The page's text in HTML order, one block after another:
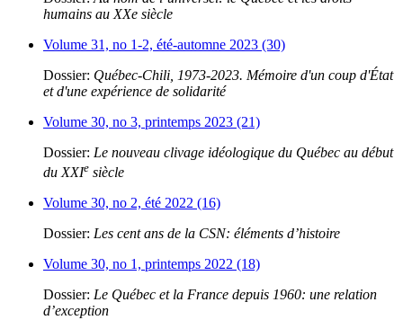
humains au XXe siècle
Volume 31, no 1-2, été-automne 2023 (30)
Dossier: Québec-Chili, 1973-2023. Mémoire d'un coup d'État
et d'une expérience de solidarité
Volume 30, no 3, printemps 2023 (21)
Dossier: Le nouveau clivage idéologique du Québec au début
du XXIe siècle
Volume 30, no 2, été 2022 (16)
Dossier: Les cent ans de la CSN: éléments d’histoire
Volume 30, no 1, printemps 2022 (18)
Dossier: Le Québec et la France depuis 1960: une relation
d’exception